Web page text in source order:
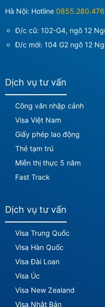
Hà Nội: Hotline 0855.280.476
Đ/c cũ: 102-G4, ngõ 12
Đ/c mới: 104 G2 ngõ 12
Dịch vụ tư vấn
Công văn nhập cảnh
Visa Việt Nam
Giấy phép lao động
Thẻ tạm trú
Miễn thị thực 5 năm
Fast Track
Dịch vụ tư vấn
Visa Trung Quốc
Visa Hàn Quốc
Visa Đài Loan
Visa Úc
Visa New Zealand
Visa Nhật Bản